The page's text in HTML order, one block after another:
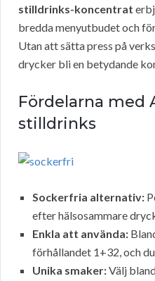
stilldrinks-koncentrat
bredda menyutbudet och
Utan att sätta press på
drycker bli en betydande
Fördelarna med
stilldrinks
Sockerfria alternativ:
efter hälsosammare
Enkla att använda:
förhållandet 1+32, och
Unika smaker:Välj